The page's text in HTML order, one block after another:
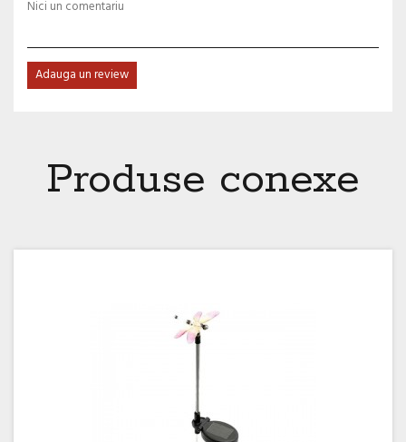
Nici un comentariu
Adauga un review
Produse conexe